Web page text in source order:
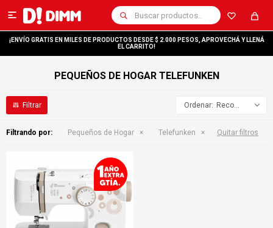

¡ENVÍO GRATIS EN MILES DE PRODUCTOS DESDE $ 2.000 PESOS, APROVECHÁ Y LLENÁ
EL CARRITO!
PEQUEÑOS DE HOGAR TELEFUNKEN
Recomendados
Filtrando por: Pequeños de Hogar Telefunken Quitar filtros